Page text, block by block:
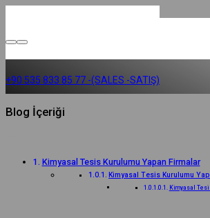
+90 535 833 85 77 -(SALES -SATIŞ)
Blog İçeriği
Kimyasal Tesis Kurulumu Yapan Firmalar
Kimyasal Tesis Kurulumu
Kimyasal